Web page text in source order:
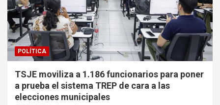
POLÍTICA
TSJE moviliza a 1.186 funcionarios para poner
a prueba el sistema TREP de cara a las
elecciones municipales